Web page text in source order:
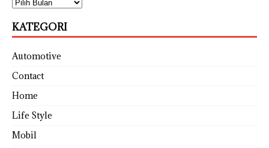
KATEGORI
Automotive
Contact
Home
Life Style
Mobil